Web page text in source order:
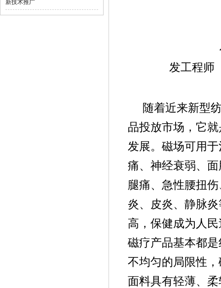
新技术推广
作者
发工程师
随着近来新型
品投放市场，它
发展。磁场可用
痛、神经衰弱、
腿痛、急性腰扭
炎、皮炎、静脉
高，保健成为人
磁疗产品基本都
不均匀的局限性
面料具有轻薄、